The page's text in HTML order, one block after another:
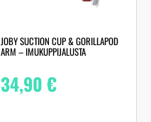
JOBY SUCTION CUP & GORILLAPOD
ARM – IMUKUPPIJALUSTA
34,90€